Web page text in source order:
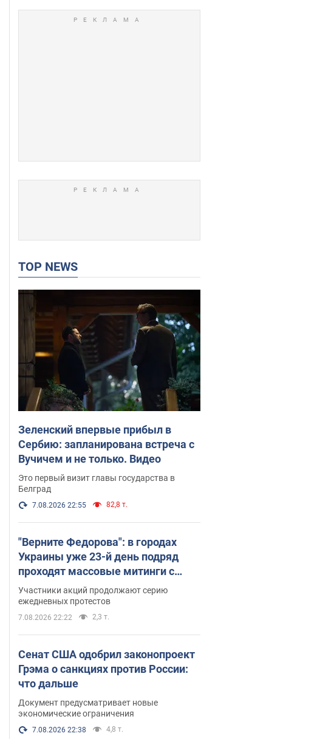
TOP NEWS
Зеленский впервые прибыл в
Сербию: запланирована встреча с
Вучичем и не только. Видео
Это первый визит главы государства в
Белград
7.08.2026 22:55 82,8 т.
"Верните Федорова": в городах
Украины уже 23-й день подряд
проходят массовые митинги с
плакатами. Фото и видео
Участники акций продолжают серию
ежедневных протестов
7.08.2026 22:22 2,3 т.
Сенат США одобрил законопроект
Грэма о санкциях против России:
что дальше
Документ предусматривает новые
экономические ограничения
7.08.2026 22:38 4,8 т.